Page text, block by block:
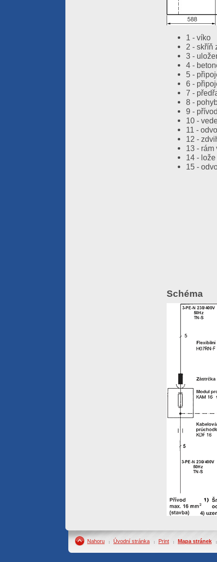
1 - víko
2 - skříň
3 -
4 -
5 -
6 -
7 -
8 -
9 -
10 -
11 -
12 -
13 - rám
14 - lože
15 -
Schéma
Nahoru Úvodní stránka Print Mapa stránek